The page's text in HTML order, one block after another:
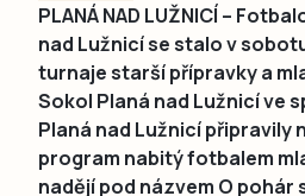
PLANÁ NAD LUŽNICÍ –
nad Lužnicí se stalo v
turnaje starší přípravky a
Sokol Planá nad Lužnicí ve
Planá nad Lužnicí připravily
program nabitý fotbalem
nadějí pod názvem O